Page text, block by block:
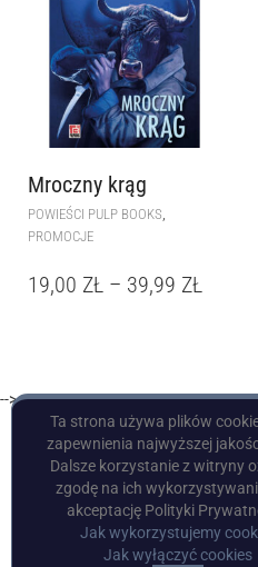
Mroczny krąg
POWIEŚCI PULP BOOKS
PROMOCJE
19,00 ZŁ – 39,99 ZŁ
-->
Copyright © Pulp Books
Ta strona używa plików
zapewnienia najwyższej
Dalsze korzystanie z witryny
zgodę na ich
akceptację Polityki
Jak wykorzystujemy
Jak wyłączyć cookies